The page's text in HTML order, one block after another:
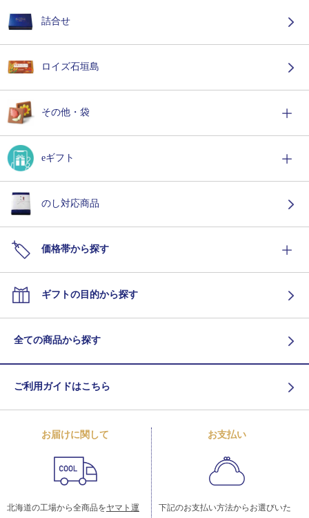
詰合せ
ロイズ石垣島
その他・袋
eギフト
のし対応商品
価格帯から探す
ギフトの目的から探す
全ての商品から探す
ご利用ガイドはこちら
お届けに関して
北海道の工場から全商品をヤマト運
お支払い
下記のお支払い方法からお選びいた